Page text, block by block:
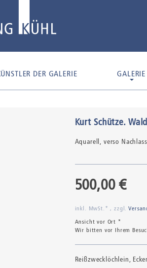
DER GALERIE GALERIE
Kurt Schütze.
Aquarell, verso
500,00 €
inkl. MwSt.* , zzgl.
Ansicht vor Ort *
Wir bitten vor Ihrem
Reißzwecklöchlein,